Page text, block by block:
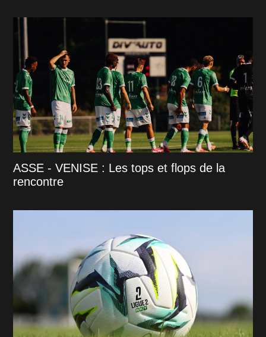
ASSE - VENISE : Les tops et flops de la
rencontre